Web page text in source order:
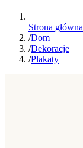
Strona główna
/Dom
/Dekoracje
/Plakaty